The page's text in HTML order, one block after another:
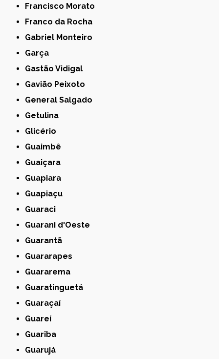
Francisco Morato
Franco da Rocha
Gabriel Monteiro
Garça
Gastão Vidigal
Gavião Peixoto
General Salgado
Getulina
Glicério
Guaimbê
Guaiçara
Guapiara
Guapiaçu
Guaraci
Guarani d'Oeste
Guarantã
Guararapes
Guararema
Guaratinguetá
Guaraçaí
Guareí
Guariba
Guarujá